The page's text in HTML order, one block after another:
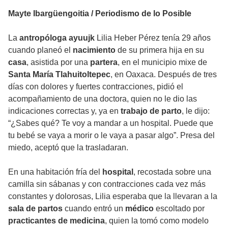
Mayte Ibargüengoitia / Periodismo de lo Posible
La antropóloga ayuujk Lilia Heber Pérez tenía 29 años
cuando planeó el nacimiento de su primera hija en su
casa, asistida por una partera, en el municipio mixe de
Santa María Tlahuitoltepec, en Oaxaca. Después de tres
días con dolores y fuertes contracciones, pidió el
acompañamiento de una doctora, quien no le dio las
indicaciones correctas y, ya en trabajo de parto, le dijo:
“¿Sabes qué? Te voy a mandar a un hospital. Puede que
tu bebé se vaya a morir o le vaya a pasar algo”. Presa del
miedo, aceptó que la trasladaran.
En una habitación fría del hospital , recostada sobre una
camilla sin sábanas y con contracciones cada vez más
constantes y dolorosas, Lilia esperaba que la llevaran a la
sala de partos cuando entró un médico escoltado por
practicantes de medicina, quien la tomó como modelo